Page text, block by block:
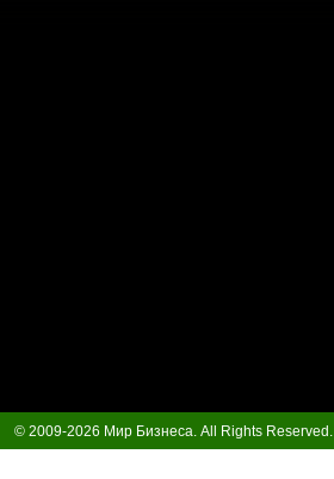
© 2009-2026 Мир Бизнеса. All Rights Reserved.